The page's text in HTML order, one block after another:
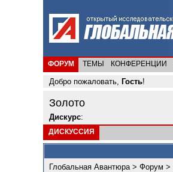
ФОРУМ ТЕМЫ КОНФЕРЕНЦИИ
Добро пожаловать, Гость!
Золото
Дискурс:
ДИСКУССИЯ
Глобальная Авантюра> Форум >